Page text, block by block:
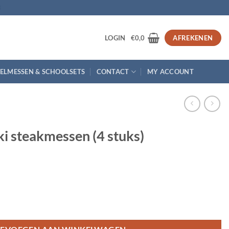
LOGIN €0,0 AFREKENEN
& SCHOOLSETS CONTACT MY ACCOUNT
steakmessen (4 stuks)